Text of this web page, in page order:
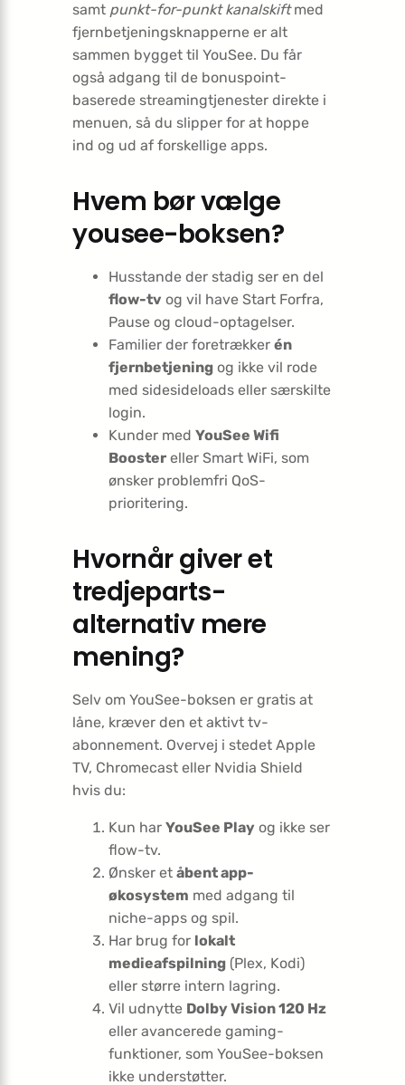
samt punkt-for-punkt kanalskiftmed
fjernbetjeningsknapperne er alt
sammen bygget til YouSee. Du får
også adgang til de bonuspoint-
baserede streamingtjenester direkte i
menuen, så du slipper for at hoppe
ind og ud af forskellige apps.
Hvem bør vælge
yousee-boksen?
Husstande der stadig ser en del
flow-tv og vil have Start Forfra,
Pause og cloud-optagelser.
Familier der foretrækker én
fjernbetjening og ikke vil rode
med sidesideloads eller særskilte
login.
Kunder med YouSee Wifi
Booster eller Smart WiFi, som
ønsker problemfri QoS-
prioritering.
Hvornår giver et
tredjeparts-
alternativ mere
mening?
Selv om YouSee-boksen er gratis at
låne, kræver den et aktivt tv-
abonnement. Overvej i stedet Apple
TV, Chromecast eller Nvidia Shield
hvis du:
Kun har YouSee Play og ikke ser
flow-tv.
Ønsker et åbent app-
økosystem med adgang til
niche-apps og spil.
Har brug for lokalt
medieafspilning (Plex, Kodi)
eller større intern lagring.
Vil udnytte Dolby Vision 120 Hz
eller avancerede gaming-
funktioner, som YouSee-boksen
ikke understøtter.